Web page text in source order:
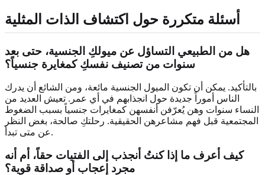
أسئلة متكررة حول اكتشاف الذات المثلية
هل من الطبيعي التساؤل عن ميولكِ الجنسية، حتى بعد
سنوات من تصنيف نفسكِ كمغايرة جنسياً؟
بالتأكيد. يمكن أن تكون الميول الجنسية مائعة، ومن الشائع أن يدرك
الناس أموراً جديدة حول انجذابهم في أي عمر. تعيش العديد من
النساء سنوات وهن يُعرّفن أنفسهن كمغايرات جنسياً بسبب الضغوط
المجتمعية قبل فهم مشاعرهن الحقيقية. رحلتكِ صالحة، بغض النظر
عن متى تبدأ.
كيف أعرف ما إذا كنتُ أنجذب إلى الفتيات حقاً، أم أنه
مجرد إعجاب أو صداقة قوية؟